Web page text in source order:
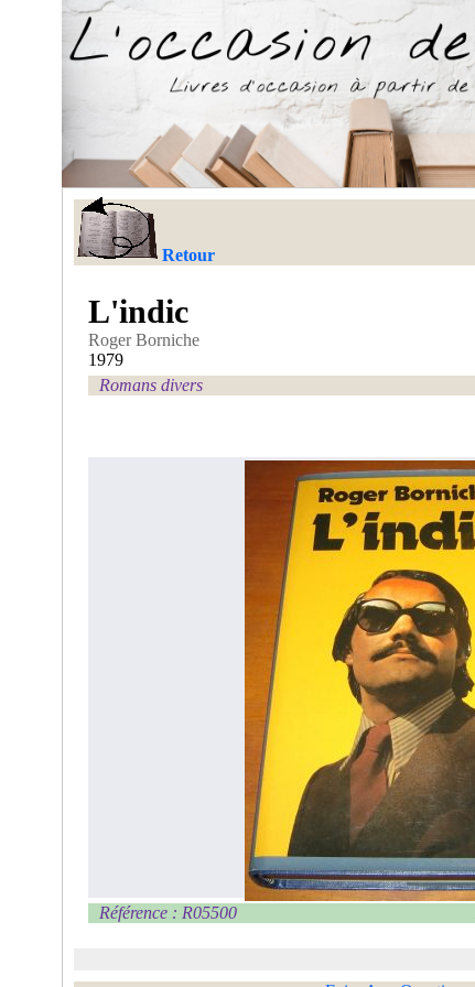
Retour
L'indic
Roger Borniche
1979
Romans divers
Référence : R05500